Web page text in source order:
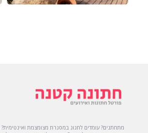
מתחתנים? עומדים לחגוג במסגרת מצומצמת